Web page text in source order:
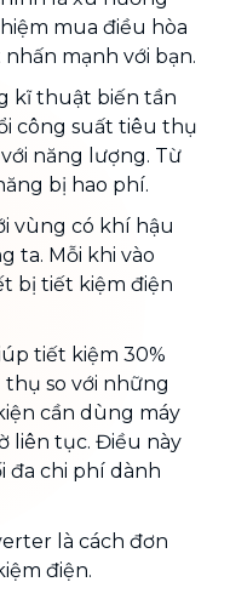
mua điều hòa
mạnh với bạn.
kĩ thuật biến tần
công suất tiêu thụ
năng lượng. Từ
bị hao phí.
vùng có khí hậu
ta. Mỗi khi vào
bị tiết kiệm điện
tiết kiệm 30%
so với những
cần dùng máy
liên tục. Điều này
đa chi phí dành
là cách đơn
điện.